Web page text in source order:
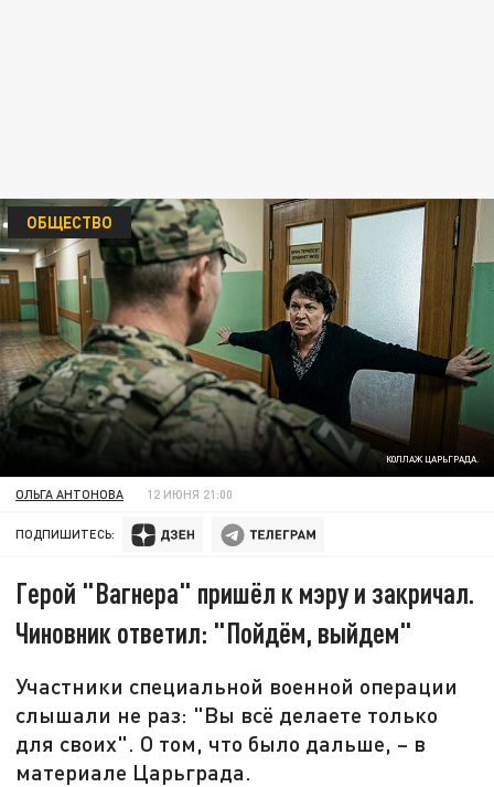
КОЛЛАЖ ЦАРЬГРАДА.
ОБЩЕСТВО
ОЛЬГА АНТОНОВА 12 ИЮНЯ 21:00
ПОДПИШИТЕСЬ:
Герой "Вагнера" пришёл к мэру и закричал.
Чиновник ответил: "Пойдём, выйдем"
Участники специальной военной операции
слышали не раз: "Вы всё делаете только
для своих". О том, что было дальше, – в
материале Царьграда.